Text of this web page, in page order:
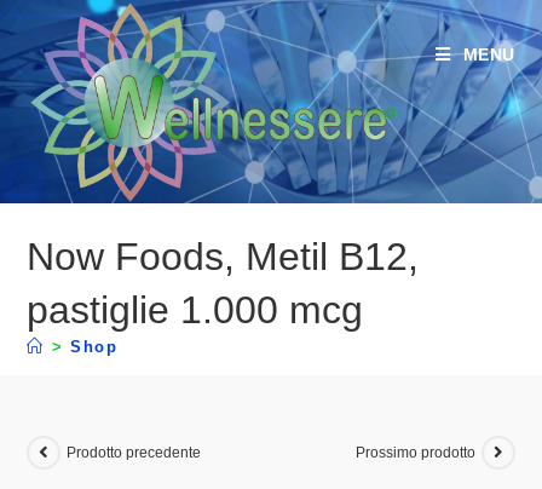
MENU
Now Foods, Metil B12,
pastiglie 1.000 mcg
> Shop
Prodotto precedente Prossimo prodotto